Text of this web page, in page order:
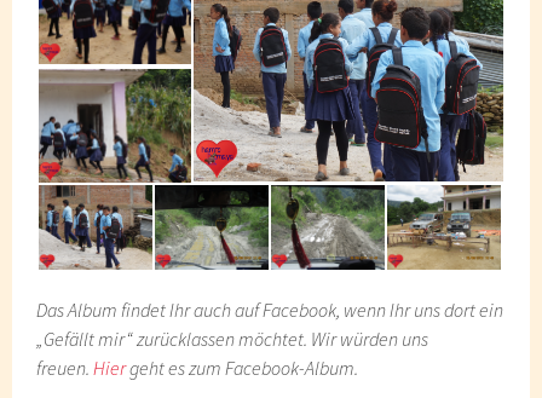
Das Album findet Ihr auch auf Facebook, wenn Ihr uns dort ein
„Gefällt mir“ zurücklassen möchtet. Wir würden uns
freuen.Hiergeht es zum Facebook-Album.